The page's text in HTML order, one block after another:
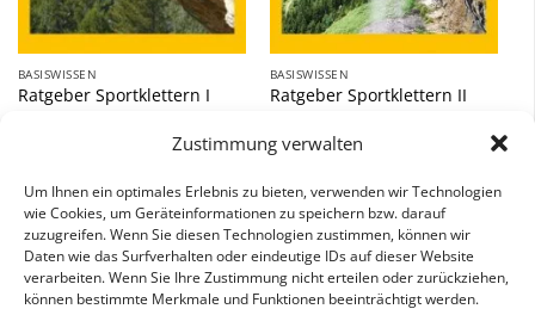
Zustimmung verwalten
Um Ihnen ein optimales Erlebnis zu bieten, verwenden wir Technologien
wie Cookies, um Geräteinformationen zu speichern bzw. darauf
zuzugreifen. Wenn Sie diesen Technologien zustimmen, können wir
Daten wie das Surfverhalten oder eindeutige IDs auf dieser Website
verarbeiten. Wenn Sie Ihre Zustimmung nicht erteilen oder zurückziehen,
können bestimmte Merkmale und Funktionen beeinträchtigt werden.
BASISWISSEN
Ratgeber Sportklettern I
BASISWISSEN
Ratgeber Sportklettern II